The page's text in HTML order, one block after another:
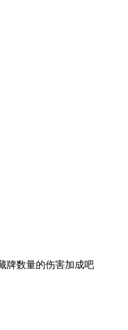
牌数量的伤害加成吧